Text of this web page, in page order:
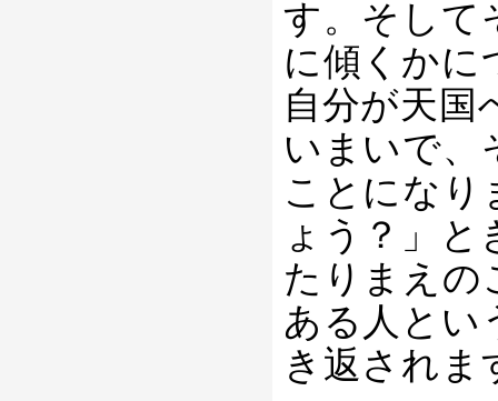
す。そして
に傾くかに
自分が天国
いまいで、
ことになり
ょう？」
たりまえの
ある人とい
き返されま